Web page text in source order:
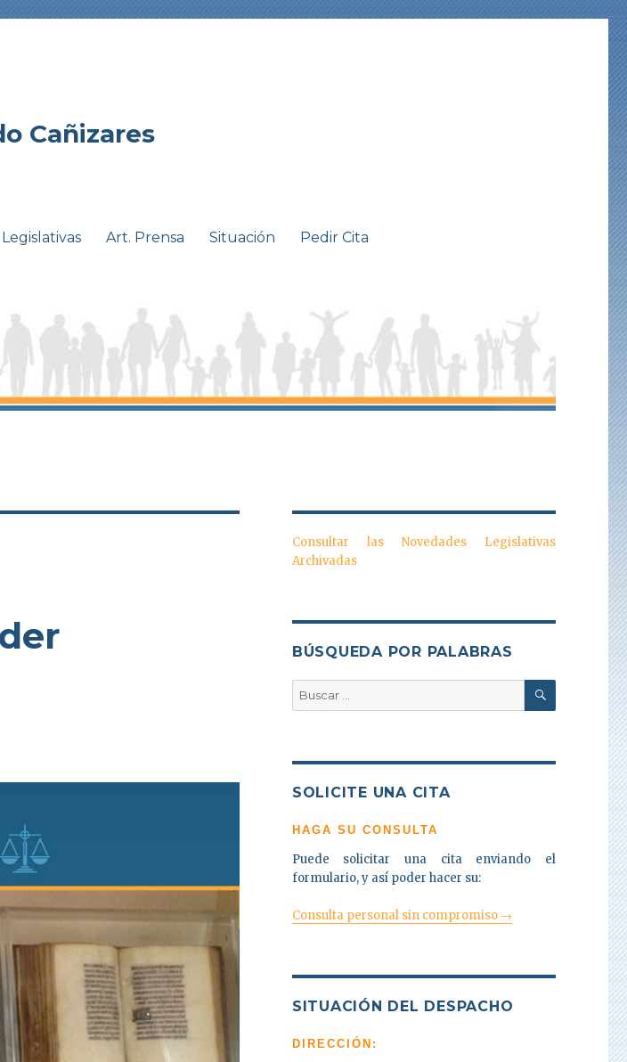
Cañizares
Legislativas Art. Prensa Situación Pedir Cita
Consultar las Novedades Legislativas
Archivadas
BÚSQUEDA POR PALABRAS
Buscar
por:
BUSCAR
SOLICITE UNA CITA
HAGA SU CONSULTA
Puede solicitar una cita enviando el
formulario, y así poder hacer su:
Consulta personal sin compromiso →
SITUACIÓN DEL DESPACHO
DIRECCIÓN: